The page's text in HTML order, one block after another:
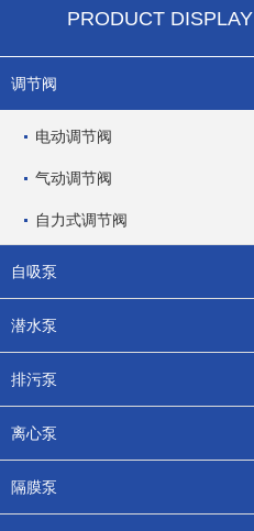
PRODUCT DISPLAY
调节阀
电动调节阀
气动调节阀
自力式调节阀
自吸泵
潜水泵
排污泵
离心泵
隔膜泵